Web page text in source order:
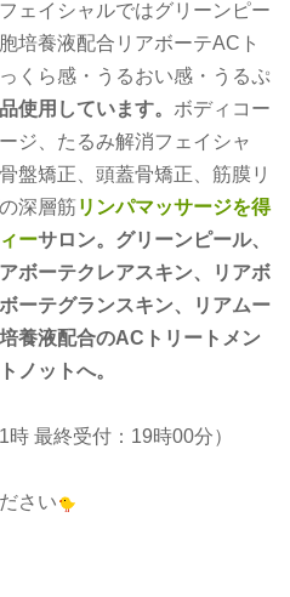
フェイシャルではグリーンピー
培養液配合リアボーテACト
くら感・うるおい感・うるぷ
使用しています。 ボディコー
ジ、たるみ解消フェイシャ
盤矯正、 頭蓋骨矯正 、筋膜リ
深層筋 リンパマッサージを得
ーサロン。グリーンピール、
ボーテクレアスキン、リアボ
ーテグランスキン、リアムー
養液配合のACトリートメン
ノットへ。
最終受付：19時00分）
さい